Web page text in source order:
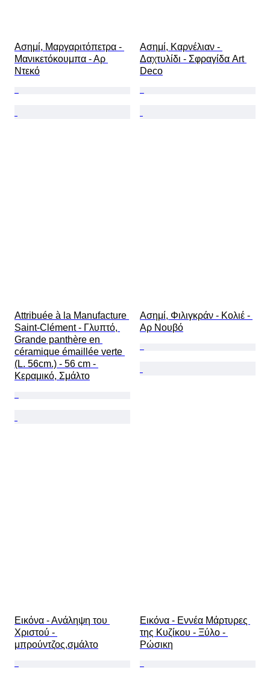
Ασημί, Μαργαριτόπετρα -
Μανικετόκουμπα - Αρ
Ντεκό
Ασημί, Καρνέλιαν -
Δαχτυλίδι - Σφραγίδα Art
Deco
Attribuée à la Manufacture
Saint-Clément - Γλυπτό,
Grande panthère en
céramique émaillée verte
(L. 56cm.) - 56 cm -
Κεραμικό, Σμάλτο
Ασημί, Φιλιγκράν - Κολιέ -
Αρ Νουβό
Εικόνα - Ανάληψη του
Χριστού -
μπρούντζος,σμάλτο
Εικόνα - Εννέα Μάρτυρες
της Κυζίκου - Ξύλο -
Ρώσικη